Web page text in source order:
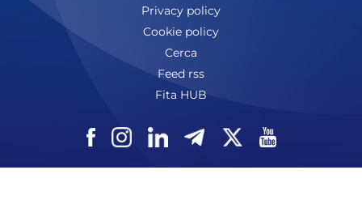
Privacy policy
Cookie policy
Cerca
Feed rss
Fita HUB